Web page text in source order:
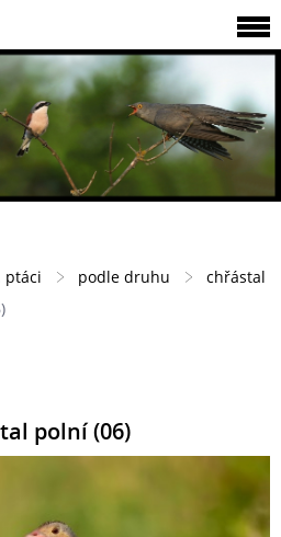
ptáci podle druhu
chřástal
polní (06)